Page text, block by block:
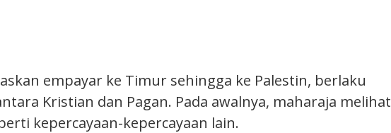
empayar ke Timur sehingga ke Palestin, berlaku
Kristian dan Pagan. Pada awalnya, maharaja melihat
kepercayaan-kepercayaan lain.